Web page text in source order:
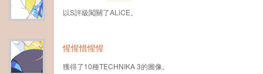
以S評級闖關了ALiCE。
惺惺惜惺惺
獲得了10種TECHNIKA 3的圖像。